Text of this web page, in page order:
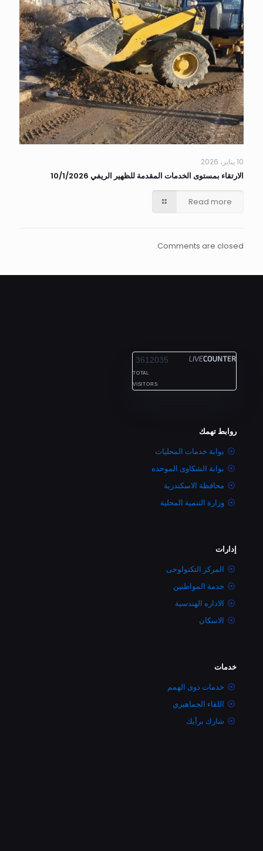
10 يناير، 2026
الارتقاء بمستوى الخدمات المقدمة للظهير الريفي 10/1/2026
Read more
Comments are closed.
3612035
TOTAL
VISITORS
روابط تهمك
بوابة خدمات المحليات
بوابة الشكاوى الموحده
محافظة الاسكندرية
وزارة التنمية المحلية
إدارات
المركز التكنولوجى
خدمة المواطنين
الاداره الهندسية
الاسكان
خدمات
خدمات ذوى الهمم
اللقاء الجماهيري
شارك برأيك